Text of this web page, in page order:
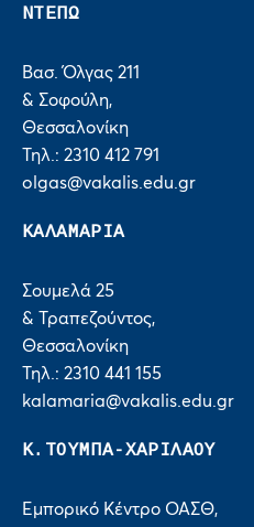
ΝΤΕΠΩ
Βασ. Όλγας 211
& Σοφούλη,
Θεσσαλονίκη
Τηλ.: 2310 412 791
olgas@vakalis.edu.gr
ΚΑΛΑΜΑΡΙΑ
Σουμελά 25
& Τραπεζούντος,
Θεσσαλονίκη
Τηλ.: 2310 441 155
kalamaria@vakalis.edu.gr
Κ.ΤΟΥΜΠΑ-ΧΑΡΙΛΑΟΥ
Εμπορικό Κέντρο ΟΑΣΘ,